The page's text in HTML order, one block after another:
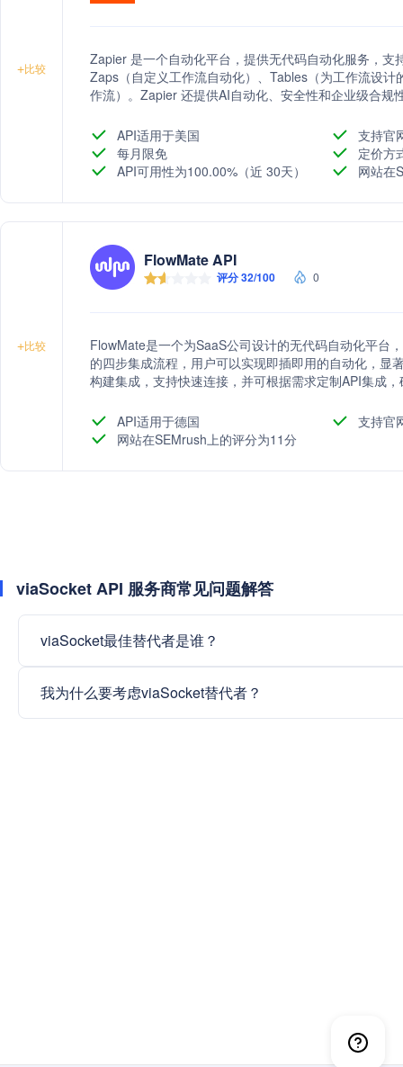
+比较
Zapier 是一个自动化平台，提供无代码自动化服务，
Zaps（自定义工作流自动化）、Tables（为工作流设
作流）。Zapier 还提供AI自动化、安全性和企业级合规
API适用于美国
支持官
每月限免
定价方
API可用性为100.00%（近 30天）
网站在
+比较
FlowMate API
评分 32/100 0
FlowMate是一个为SaaS公司设计的无代码自动化平台
的四步集成流程，用户可以实现即插即用的自动化，显
构建集成，支持快速连接，并可根据需求定制API集成
API适用于德国
支持官
网站在SEMrush上的评分为11分
viaSocket API 服务商常见问题解答
viaSocket最佳替代者是谁？
我为什么要考虑viaSocket替代者？